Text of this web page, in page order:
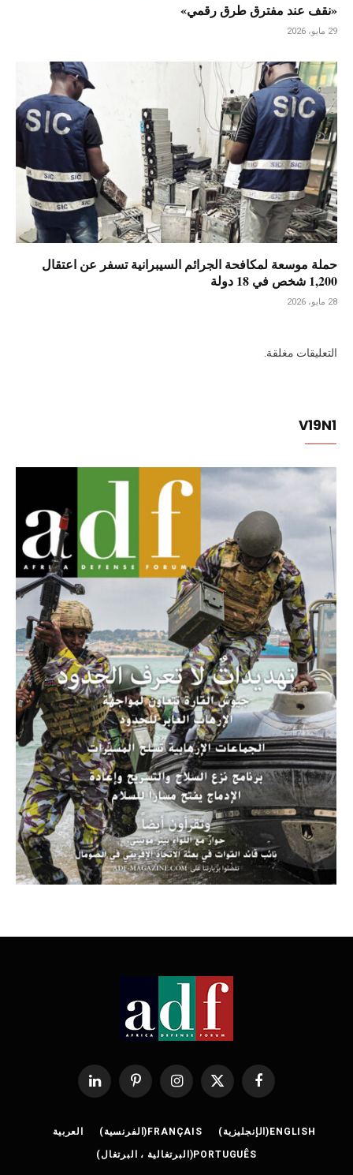
«نقف عند مفترق طرق رقمي»
29 مايو، 2026
حملة موسعة لمكافحة الجرائم السيبرانية تسفر عن اعتقال
1,200 شخص في 18 دولة
28 مايو، 2026
التعليقات مغلقة.
V19N1
فيسبوك
X
الانستغرامبينتيريستلينكدإن
ENGLISH
(الإنجليزية )
FRANÇAIS
(الفرنسية ) العربية
PORTUGUÊS
( البرتغالية ، البرتغال)